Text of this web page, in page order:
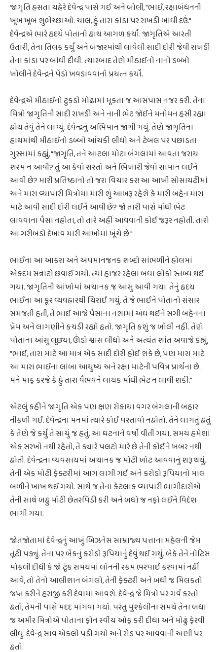
જાગૃતિ હસતા ચહેરે દેવેન્દ્ર પાસે ગઈ અને બોલી, "ભાઈ, રક્ષાબંધનની
ખૂબ ખૂબ શુભેચ્છાઓ. ચાલ, હું તારા કાંડા પર રાખડી બાંધી દઉં."
દેવેન્દ્રએ ભારે હૃદયે પોતાનો હાથ આગળ કર્યો. જાગૃતિએ આરતી
ઉતારી, તેના તિલક કર્યું અને બજારમાંથી લાવેલી સાદી દોરી જેવી રાખડી
તેના કાંડા પર બાંધી દીધી. ત્યારબાદ તેણે મીઠાઈનો નાનો ડબ્બો
ખોલીને દેવેન્દ્રને પેંડો ખવડાવવાનો પ્રયત્ન કર્યો.
દેવેન્દ્રએ મીઠાઈનો ટુકડો મોઢામાં મૂકતા જ આસપાસ નજર કરી. તેના
મિત્રો જાગૃતિની સાદી રાખડી અને નાની ભેટ જોઈને મનોમન હસી રહ્યા
હોય તેવું તેને લાગ્યું. દેવેન્દ્રનું અભિમાન જાગી ગયું. તેણે જાગૃતિના
હાથમાંથી મીઠાઈનો ડબ્બો આંચકી લીધો અને ટેબલ પર પછાડતા
ગુસ્સામાં કહ્યું, "જાગૃતિ, તને આટલા મોટા બંગલામાં આવતા જરાય
શરમ ન આવી? તું આ કેવો સસ્તો અને ભિખારી જેવો સામાન લઈને
આવી છે? મારી પ્રતિષ્ઠાનો તો જરા વિચાર કર! આ આખી સોસાયટીમાં
અને મારા વ્યાપારી મિત્રોમાં મારી શું આબરૂ રહેશે કે મારી બહેન મારા
માટે આવી સાદી દોરી લઈને આવી છે? જો તારી પાસે મોંઘી ભેટ
લાવવાના પૈસા નહોતા, તો તારે અહીં આવવાની કોઈ જરૂર નહોતી. તારો
આ ગરીબડો દેખાવ મારી આંખોમાં ખૂંચે છે."
ભાઈના આ આકરા અને અપમાનજનક શબ્દો સાંભળીને હોલમાં
એકદમ સન્નાટો છવાઈ ગયો. ત્યાં હાજર રહેલા બધા લોકો સ્તબ્ધ થઈ
ગયા. જાગૃતિની આંખોમાં અચાનક જ આંસુ આવી ગયા. તેનું હૃદય
ભાઈના આ ક્રૂર વ્યવહારથી ચિરાઈ ગયું. તે જે ભાઈને પોતાનો સંસાર
સમજતી હતી, તે ભાઈ આજે પૈસાના નશામાં અંધ થઈને સગી બહેનના
પ્રેમ અને લાગણીને કચડી રહ્યો હતો. જાગૃતિ કશું જ બોલી નહીં. તેણે
પોતાના આંસુ લૂછ્યા, ઊંડો શ્વાસ લીધો અને અત્યંત શાંત અવાજે કહ્યું,
"ભાઈ, તારા માટે આ માત્ર એક સાદી દોરી હોઈ શકે છે, પણ મારા માટે
આ મારા ભાઈના લાંબા આયુષ્ય અને રક્ષા માટેની પવિત્ર પ્રાર્થના છે.
મને માફ કરજે કે હું તારા વૈભવને લાયક મોંઘી ભેટ ન લાવી શકી."
એટલું કહીને જાગૃતિ એક પણ ક્ષણ રોકાયા વગર બંગલાની બહાર
નીકળી ગઈ. દેવેન્દ્રના મનમાં ત્યારે કોઈ પસ્તાવો નહોતો. તેને લાગતું હતું
કે તેણે જે કર્યું તે સાચું જ હતું. આ ઘટનાને વર્ષો વીતી ગયા. સમય હંમેશાં
એક સરખો નથી રહેતો, તે ક્યારે પલટો મારે છે તેની કોઈને ખબર નથી
હોતી. દેવેન્દ્રના વ્યવસાયમાં અચાનક જ મોટી ખોટ આવવાનું શરૂ થયું.
તેની એક મોટી ફેક્ટરીમાં આગ લાગી ગઈ અને કરોડો રૂપિયાનો માલ
બળીને ખાખ થઈ ગયો. સાથે જ તેના કેટલાક વ્યાપારી ભાગીદારોએ
તેની સાથે બહુ મોટી છેતરપિંડી કરી અને બધો જ નફો લઈને વિદેશ
ભાગી ગયા.
જોતજોતામાં દેવેન્દ્રનું આખું બિઝનેસ સામ્રાજ્ય પત્તાના મહેલની જેમ
તૂટી પડ્યું. તેના પર બેંકનું કરોડો રૂપિયાનું દેવું થઈ ગયું. બેંકે તેને નોટિસ
મોકલી દીધી કે જો ટૂંક સમયમાં લોનની રકમ ભરપાઈ કરવામાં નહીં
આવે, તો તેનો આલીશાન બંગલો, તેની ફેક્ટરી અને બધી જ મિલકતો
જપ્ત કરીને હરાજી કરી દેવામાં આવશે. દેવેન્દ્ર જે મિત્રો પર ગર્વ કરતો
હતો, તેમની પાસે મદદ માંગવા ગયો. પરંતુ મુશ્કેલીના સમયે તેના બધા
જ અમીર મિત્રોએ પોતાના ફોન સ્વીચ ઓફ કરી દીધા અને મોઢું ફેરવી
લીધું. દેવેન્દ્ર સાવ એકલો પડી ગયો અને રોડ પર આવવાની અણી પર
હતો.